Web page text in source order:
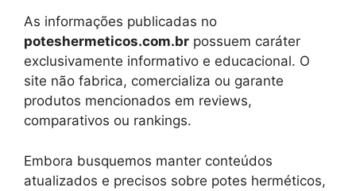
As informações publicadas no
poteshermeticos.com.br possuem caráter
exclusivamente informativo e educacional. O
site não fabrica, comercializa ou garante
produtos mencionados em reviews,
comparativos ou rankings.
Embora busquemos manter conteúdos
atualizados e precisos sobre potes herméticos,